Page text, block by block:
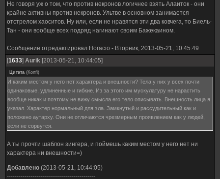
Не говоря уж о том, что против некронов логичнее взять Алаиток - они
крайне активны против некронов. Ультве в основном занимается
отстрелом хаоситов. Ну или, если не нравятся эти два ковчега, то Биель-
Тан - они вообще всех подряд нагинают своим Бажекаином.
Сообщение отредактировал Horacio - Вторник, 2013-05-21, 10:45:49
[1633] Aurik [2013-05-21, 10:44:05]
Цитата (Konfi)
И каким местом у него нет характера и внешности? Тела у них у всех почти
одинаковые, удлиненные и гибкие. Из за этого им мускулатуру не нарастить
вообще никак и поэтому не вижу смысла его тело описывать. Внешность лица я
указал. Характер нормальный для эла. Замкнутый и рассудительный как и
положено аутарху. Они не отличаются чрезмерным проявлением как у людей,
если не сорвутся.
А ты прочти шаблон зингера, и поймешь каким местом у него нет ни
характера ни внешности=)
Добавлено (2013-05-21, 10:44:05)
---------------------------------------------